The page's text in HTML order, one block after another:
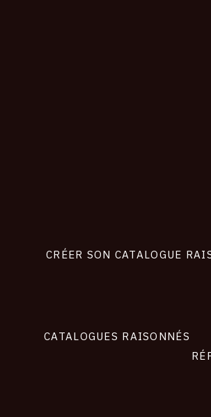
CRÉER SON CATALOGUE
CATALOGUES RAISONNÉS